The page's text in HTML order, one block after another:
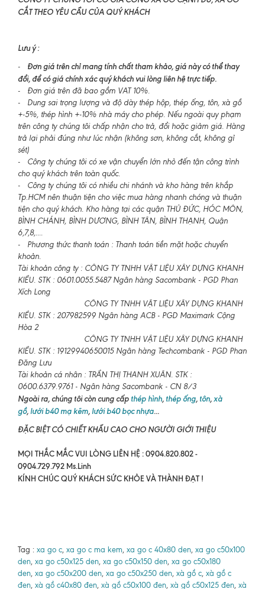
CẮT THEO YÊU CẦU CỦA QUÝ KHÁCH
Lưu ý :
- Đơn giá trên chỉ mang tính chất tham khảo, giá này có thể thay
đổi, để có giá chính xác quý khách vui lòng liên hệ trực tiếp.
- Đơn giá trên đã bao gồm VAT 10%.
- Dung sai trọng lượng và độ dày thép hộp, thép ống, tôn, xà gồ
+-5%, thép hình +-10% nhà máy cho phép. Nếu ngoài quy phạm
trên công ty chúng tôi chấp nhận cho trả, đổi hoặc giảm giá. Hàng
trả lại phải đúng như lúc nhận (không sơn, không cắt, không gỉ
sét)
- Công ty chúng tôi có xe vận chuyển lớn nhỏ đến tận công trình
cho quý khách trên toàn quốc.
- Công ty chúng tôi có nhiều chi nhánh và kho hàng trên khắp
Tp.HCM nên thuận tiện cho việc mua hàng nhanh chóng và thuận
tiện cho quý khách. Kho hàng tại các quận THỦ ĐỨC, HÓC MÔN,
BÌNH CHÁNH, BÌNH DƯƠNG, BÌNH TÂN, BÌNH THẠNH, Quận
6,7,8,....
- Phương thức thanh toán : Thanh toán tiền mặt hoặc chuyển
khoản.
Tài khoản công ty : CÔNG TY TNHH VẬT LIỆU XÂY DỰNG KHANH
KIỀU. STK : 0601.0055.5487 Ngân hàng Sacombank - PGD Phan
Xích Long
CÔNG TY TNHH VẬT LIỆU XÂY DỰNG KHANH
KIỀU. STK : 207982599 Ngân hàng ACB - PGD Maximark Cộng
Hòa 2
CÔNG TY TNHH VẬT LIỆU XÂY DỰNG KHANH
KIỀU. STK : 19129940650015 Ngân hàng Techcombank - PGD Phan
Đăng Lưu
Tài khoản cá nhân : TRẦN THỊ THANH XUÂN. STK :
0600.6379.9761 - Ngân hàng Sacombank - CN 8/3
Ngoài ra, chúng tôi còn cung cấp thép hình, thép ống, tôn, xà
gồ, lưới b40 mạ kẽm, lưới b40 bọc nhựa...
ĐẶC BIỆT CÓ CHIẾT KHẤU CAO CHO NGƯỜI GIỚI THIỆU
MỌI THẮC MẮC VUI LÒNG LIÊN HỆ : 0904.820.802 -
0904.729.792 Ms.Linh
KÍNH CHÚC QUÝ KHÁCH SỨC KHỎE VÀ THÀNH ĐẠT !
Tag : xa go c, xa go c ma kem, xa go c 40x80 den, xa go c50x100
den, xa go c50x125 den, xa go c50x150 den, xa go c50x180
den, xa go c50x200 den, xa go c50x250 den, xà gồ c, xà gồ c
đen, xà gồ c40x80 đen, xà gồ c50x100 đen, xà gồ c50x125 đen, xà